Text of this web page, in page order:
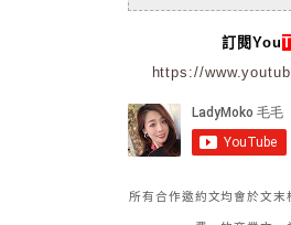
訂閱You
https://
所有合作邀約文均會於文